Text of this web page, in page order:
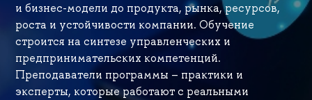
и бизнес-модели до продукта, рынка, ресурсов,
роста и устойчивости компании. Обучение
строится на синтезе управленческих и
предпринимательских компетенций.
Преподаватели программы – практики и
эксперты, которые работают с реальными